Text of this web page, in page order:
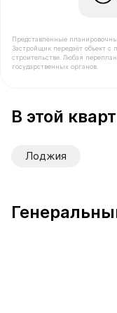
Представленные
Застройщик передаёт объект с
строительстве. Любая
государственных органов.
В этой
Лоджия